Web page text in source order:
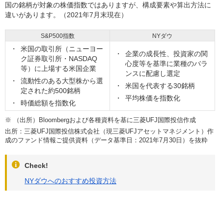
国の銘柄が対象の株価指数ではありますが、構成要素や算出方法に
違いがあります。（2021年7月末現在）
S&P500指数 NYダウ
米国の取引所（ニューヨー
ク証券取引所・NASDAQ
等）に上場する米国企業
流動性のある大型株から選
定された約500銘柄
時価総額を指数化
企業の成長性、投資家の関
心度等を基準に業種のバラ
ンスに配慮し選定
米国を代表する30銘柄
平均株価を指数化
※
（出所）Bloombergおよび各種資料を基に三菱UFJ国際投信作成
出所：三菱UFJ国際投信株式会社（現三菱UFJアセットマネジメント）作
成のファンド情報ご提供資料（データ基準日：2021年7月30日）を抜粋
Check!
NYダウへのおすすめ投資方法